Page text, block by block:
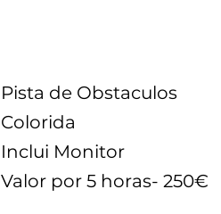
Pista de Obstaculos
Colorida
Inclui Monitor
Valor por 5 horas- 250€